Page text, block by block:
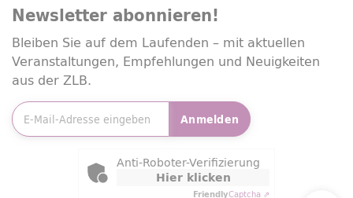
Newsletter abonnieren!
Bleiben Sie auf dem Laufenden – mit aktuellen
Veranstaltungen, Empfehlungen und Neuigkeiten
aus der ZLB.
Anmelden
Friendly Captcha
Anti-Roboter-Verifizierung
Hier klicken
FriendlyCaptcha ⇗